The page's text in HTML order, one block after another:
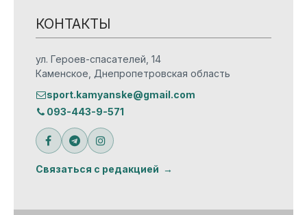
КОНТАКТЫ
ул. Героев-спасателей, 14
Каменское, Днепропетровская область
sport.kamyanske@gmail.com
093-443-9-571
Связаться с редакцией